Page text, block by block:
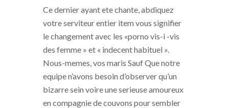
Ce dernier ayant ete chante, abdiquez
votre serviteur entier item vous signifier
le changement avec les «porno vis-i -vis
des femme » et « indecent habituel ».
Nous-memes, vos maris Sauf Que notre
equipe n’avons besoin d’observer qu’un
bizarre sein voire une serieuse amoureux
en compagnie de couvons pour sembler